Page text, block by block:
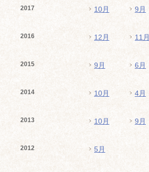
2017 10月 9月
2016 12月 11月
2015 9月 6月
2014 10月 4月
2013 10月 9月
2012 5月